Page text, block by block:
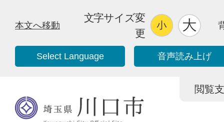
本文へ移動
文字サイズ変
更
Select Language 音声読み上げ
閲覧